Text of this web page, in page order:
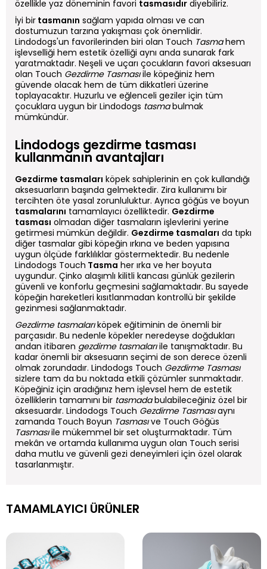
özellikle yaz döneminin favori tasmasıdır diyebiliriz.
İyi bir tasmanın sağlam yapıda olması ve can
dostumuzun tarzına yakışması çok önemlidir.
Lindodogs'un favorilerinden biri olan Touch Tasmahem
işlevselliği hem estetik özelliği aynı anda sunarak fark
yaratmaktadır. Neşeli ve uçarı çocukların favori aksesuarı
olan Touch Gezdirme Tasmasıile köpeğiniz hem
güvende olacak hem de tüm dikkatleri üzerine
toplayacaktır. Huzurlu ve eğlenceli geziler için tüm
çocuklara uygun bir Lindodogs tasmabulmak
mümkündür.
Lindodogs gezdirme tasması
kullanmanın avantajları
Gezdirme tasmaları köpek sahiplerinin en çok kullandığı
aksesuarların başında gelmektedir. Zira kullanımı bir
tercihten öte yasal zorunluluktur. Ayrıca göğüs ve boyun
tasmalarını tamamlayıcı özelliktedir. Gezdirme
tasması olmadan diğer tasmaların işlevlerini yerine
getirmesi mümkün değildir. Gezdirme tasmaları da tıpkı
diğer tasmalar gibi köpeğin ırkına ve beden yapısına
uygun ölçüde farklılıklar göstermektedir. Bu nedenle
Lindodogs Touch Tasma her ırka ve her boyuta
uygundur. Çinko alaşımlı kilitli kancası günlük gezilerin
güvenli ve konforlu geçmesini sağlamaktadır. Bu sayede
köpeğin hareketleri kısıtlanmadan kontrollü bir şekilde
gezinmesi sağlanmaktadır.
Gezdirme tasmalarıköpek eğitiminin de önemli bir
parçasıdır. Bu nedenle köpekler neredeyse doğdukları
andan itibaren gezdirme tasmalarıile tanışmaktadır. Bu
kadar önemli bir aksesuarın seçimi de son derece özenli
olmak zorundadır. Lindodogs Touch Gezdirme Tasması
sizlere tam da bu noktada etkili çözümler sunmaktadır.
Köpeğiniz için aradığınız hem işlevsel hem de estetik
özelliklerin tamamını bir tasmadabulabileceğiniz özel bir
aksesuardır. Lindodogs Touch Gezdirme Tasmasıaynı
zamanda Touch Boyun Tasmasıve Touch Göğüs
Tasmasıile mükemmel bir set oluşturmaktadır. Tüm
mekân ve ortamda kullanıma uygun olan Touch serisi
daha mutlu ve güvenli gezi deneyimleri için özel olarak
tasarlanmıştır.
TAMAMLAYICI ÜRÜNLER